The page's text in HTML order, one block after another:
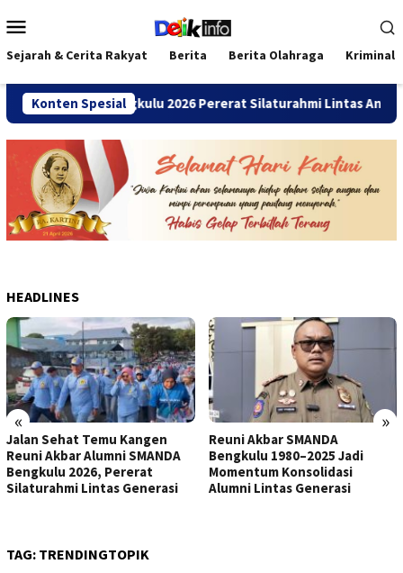
ke
kontenMobile
Sejarah & Cerita Rakyat Berita Berita Olahraga Kriminal
Konten Spesial
SMANDA Bengkulu 2026 Pererat Silaturahmi Lintas Angkatan
HEADLINES
« »
Jalan Sehat Temu Kangen
Reuni Akbar Alumni SMANDA
Bengkulu 2026, Pererat
Silaturahmi Lintas Generasi
Reuni Akbar SMANDA
Bengkulu 1980–2025 Jadi
Momentum Konsolidasi
Alumni Lintas Generasi
TAG: TRENDINGTOPIK